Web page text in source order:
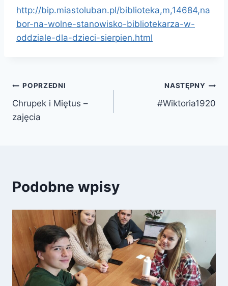
http://bip.miastoluban.pl/biblioteka,m,14684,na
bor-na-wolne-stanowisko-bibliotekarza-w-
oddziale-dla-dzieci-sierpien.html
Nawigacja
wpisu
POPRZEDNI
Chrupek i Miętus –
zajęcia
NASTĘPNY
#Wiktoria1920
Podobne wpisy